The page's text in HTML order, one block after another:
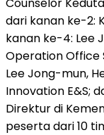
dari kanan ke-2:
kanan ke-4: Lee
Operation Office
Lee Jong-mun,
Innovation E&S;
Direktur di
peserta dari 10